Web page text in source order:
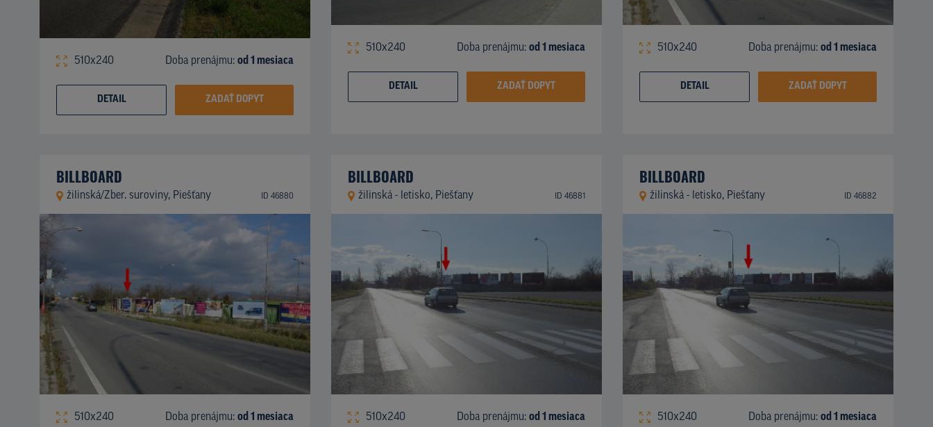
510x240 Doba prenájmu: od 1 mesiaca
DETAIL ZADAŤ DOPYT
510x240 Doba prenájmu: od 1 mesiaca
DETAIL ZADAŤ DOPYT
510x240 Doba prenájmu: od 1 mesiaca
DETAIL ZADAŤ DOPYT
BILLBOARD
žilinská/Zber. suroviny, Piešťany ID 46880
510x240 Doba prenájmu: od 1 mesiaca
BILLBOARD
žilinská - letisko, Piešťany ID 46881
510x240 Doba prenájmu: od 1 mesiaca
BILLBOARD
žilinská - letisko, Piešťany ID 46882
510x240 Doba prenájmu: od 1 mesiaca